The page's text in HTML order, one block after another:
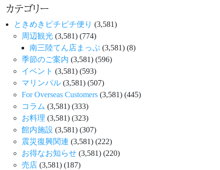
カテゴリー
ときめきピチピチ便り (3,581)
周辺観光 (3,581) (774)
南三陸てん店まっぷ (3,581) (8)
季節のご案内 (3,581) (596)
イベント (3,581) (593)
マリンパル (3,581) (507)
For Overseas Customers (3,581) (445)
コラム (3,581) (333)
お料理 (3,581) (323)
館内施設 (3,581) (307)
震災復興関連 (3,581) (222)
お得なお知らせ (3,581) (220)
売店 (3,581) (187)